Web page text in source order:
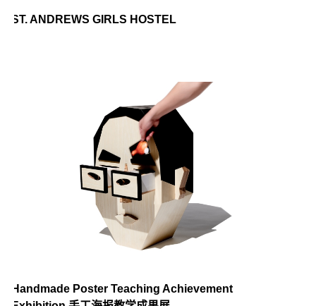
ST. ANDREWS GIRLS HOSTEL
Handmade Poster Teaching Achievement